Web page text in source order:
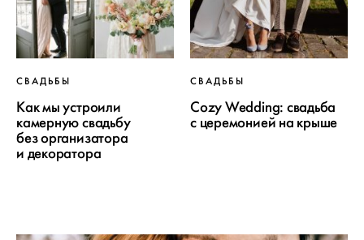
СВАДЬБЫ
Как мы устроили
камерную свадьбу
без организатора
и декоратора
СВАДЬБЫ
Cozy Wedding: свадьба
с церемонией на крыше